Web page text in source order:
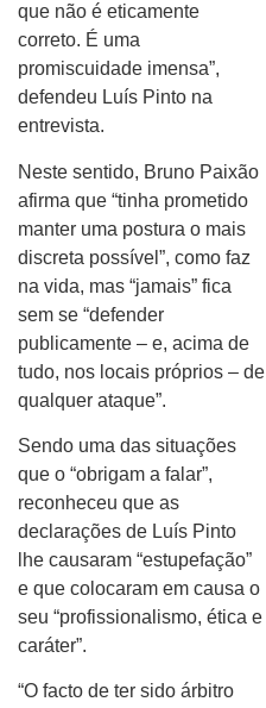
que não é eticamente
correto. É uma
promiscuidade imensa”,
defendeu Luís Pinto na
entrevista.
Neste sentido, Bruno Paixão
afirma que “tinha prometido
manter uma postura o mais
discreta possível”, como faz
na vida, mas “jamais” fica
sem se “defender
publicamente – e, acima de
tudo, nos locais próprios – de
qualquer ataque”.
Sendo uma das situações
que o “obrigam a falar”,
reconheceu que as
declarações de Luís Pinto
lhe causaram “estupefação”
e que colocaram em causa o
seu “profissionalismo, ética e
caráter”.
“O facto de ter sido árbitro